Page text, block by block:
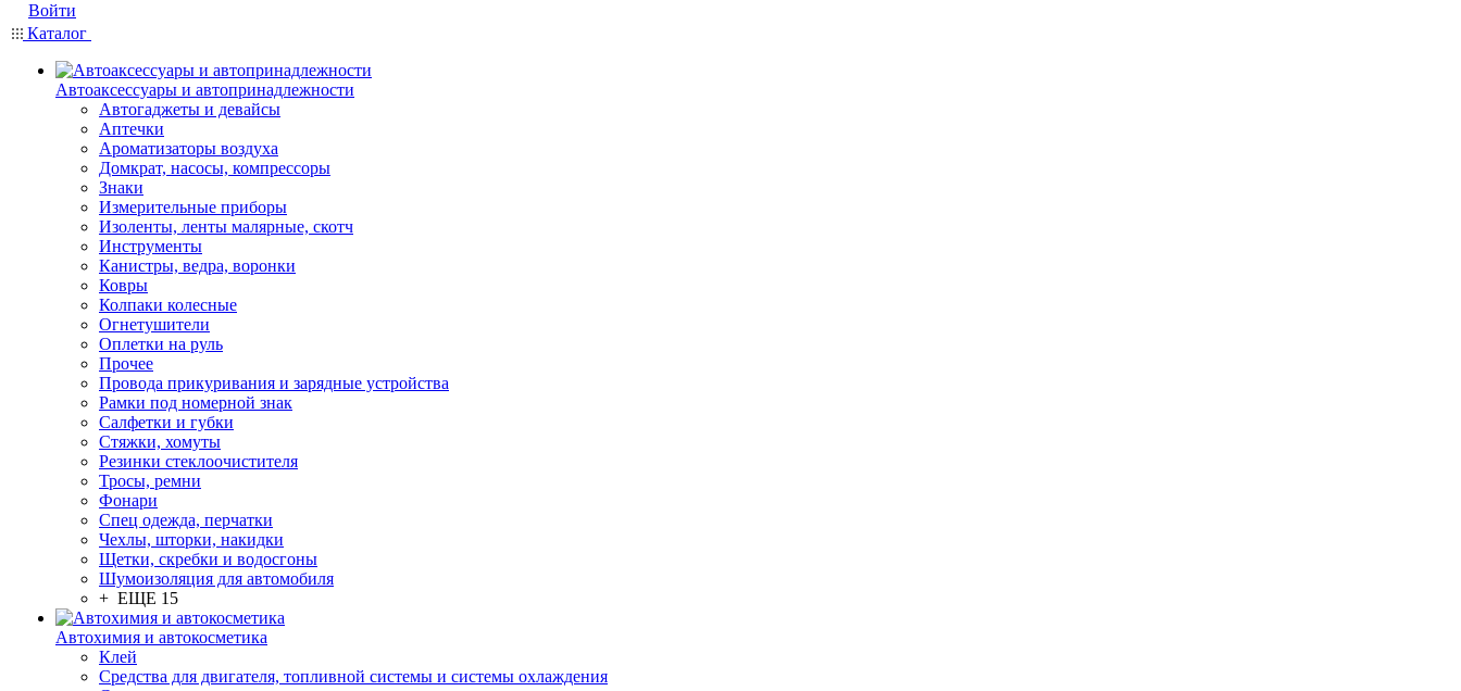
Войти
Каталог
Автоаксессуары и автопринадлежности
Автогаджеты и девайсы
Аптечки
Ароматизаторы воздуха
Домкрат, насосы, компрессоры
Знаки
Измерительные приборы
Изоленты, ленты малярные, скотч
Инструменты
Канистры, ведра, воронки
Ковры
Колпаки колесные
Огнетушители
Оплетки на руль
Прочее
Провода прикуривания и зарядные устройства
Рамки под номерной знак
Салфетки и губки
Стяжки, хомуты
Резинки стеклоочистителя
Тросы, ремни
Фонари
Спец одежда, перчатки
Чехлы, шторки, накидки
Щетки, скребки и водосгоны
Шумоизоляция для автомобиля
+ ЕЩЕ 15
Автохимия и автокосметика
Клей
Средства для двигателя, топливной системы и системы охлаждения